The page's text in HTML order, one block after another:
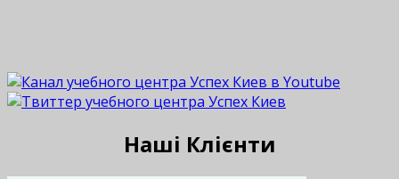
Наші Клієнти